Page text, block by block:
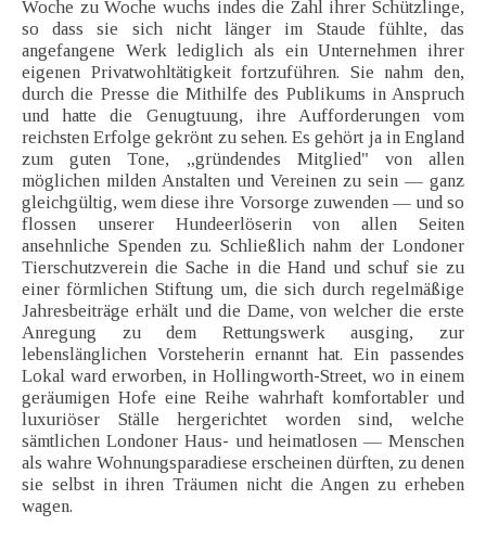
Woche zu Woche wuchs indes die Zahl ihrer Schützlinge,
so dass sie sich nicht länger im Staude fühlte, das
angefangene Werk lediglich als ein Unternehmen ihrer
eigenen Privatwohltätigkeit fortzuführen. Sie nahm den,
durch die Presse die Mithilfe des Publikums in Anspruch
und hatte die Genugtuung, ihre Aufforderungen vom
reichsten Erfolge gekrönt zu sehen. Es gehört ja in England
zum guten Tone, „gründendes Mitglied" von allen
möglichen milden Anstalten und Vereinen zu sein — ganz
gleichgültig, wem diese ihre Vorsorge zuwenden — und so
flossen unserer Hundeerlöserin von allen Seiten
ansehnliche Spenden zu. Schließlich nahm der Londoner
Tierschutzverein die Sache in die Hand und schuf sie zu
einer förmlichen Stiftung um, die sich durch regelmäßige
Jahresbeiträge erhält und die Dame, von welcher die erste
Anregung zu dem Rettungswerk ausging, zur
lebenslänglichen Vorsteherin ernannt hat. Ein passendes
Lokal ward erworben, in Hollingworth-Street, wo in einem
geräumigen Hofe eine Reihe wahrhaft komfortabler und
luxuriöser Ställe hergerichtet worden sind, welche
sämtlichen Londoner Haus- und heimatlosen — Menschen
als wahre Wohnungsparadiese erscheinen dürften, zu denen
sie selbst in ihren Träumen nicht die Angen zu erheben
wagen.